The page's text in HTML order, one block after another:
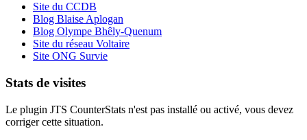
Site du CCDB
Blog Blaise Aplogan
Blog Olympe Bhêly-Quenum
Site du réseau Voltaire
Site ONG Survie
Stats de visites
Le plugin JTS CounterStats n'est pas installé ou activé, vous devez
corriger cette situation.